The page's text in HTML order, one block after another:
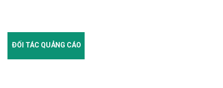
ĐỐI TÁC QUẢNG CÁO